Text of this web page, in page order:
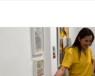
contenido